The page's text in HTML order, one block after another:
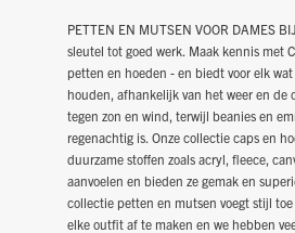
PETTEN EN MUTSEN VOOR DAMES
sleutel tot goed werk. Maak kennis met
petten en hoeden - en biedt voor elk
houden, afhankelijk van het weer en
tegen zon en wind, terwijl beanies en
regenachtig is. Onze collectie caps en
duurzame stoffen zoals acryl, fleece,
aanvoelen en bieden ze gemak en
collectie petten en mutsen voegt stijl
elke outfit af te maken en we hebben